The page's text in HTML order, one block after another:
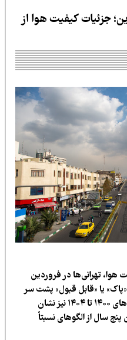
کیفیت هوا از
در فروردین
یا «قابل قبول» پشت سر
گذاشتند. بررسی مقایسه‌ای آمار سال‌های ۱۴۰۰ تا ۱۴۰۴ نیز نشان
از الگوهای نسبتاً